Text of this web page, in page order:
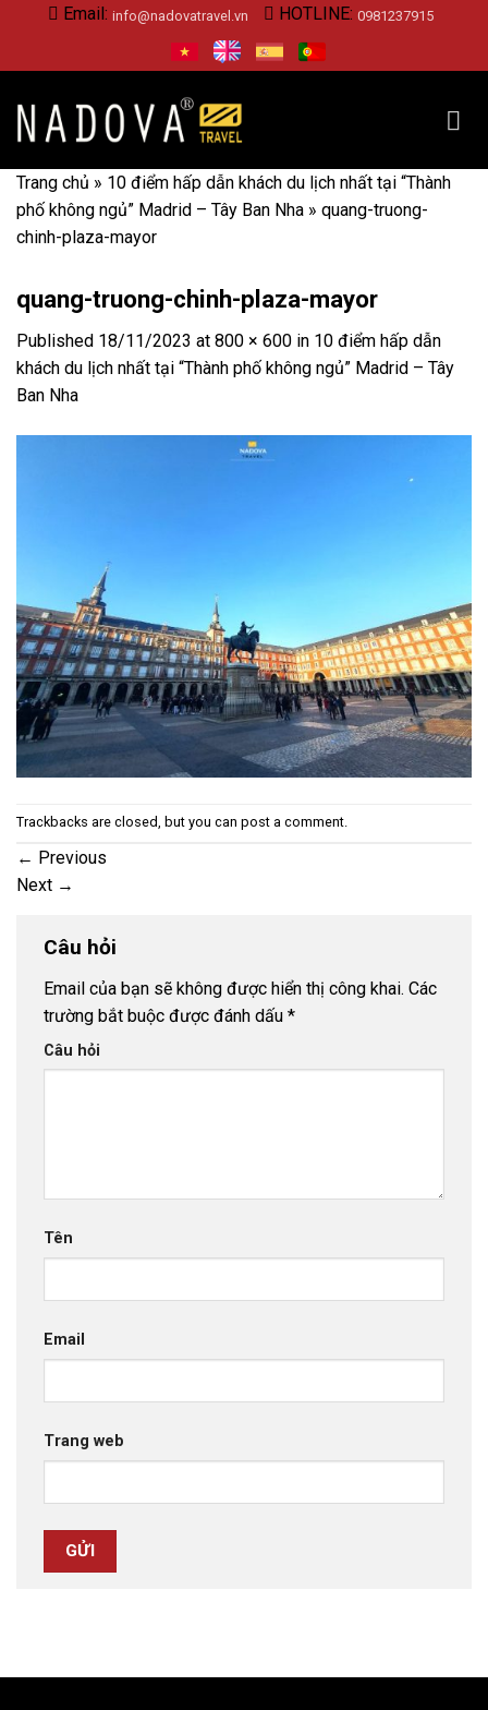
content
Email: info@nadovatravel.vn HOTLINE: 0981237915
Trang chủ » 10 điểm hấp dẫn khách du lịch nhất tại “Thành
phố không ngủ” Madrid – Tây Ban Nha » quang-truong-
chinh-plaza-mayor
quang-truong-chinh-plaza-mayor
Published 18/11/2023 at 800 × 600 in 10 điểm hấp dẫn
khách du lịch nhất tại “Thành phố không ngủ” Madrid – Tây
Ban Nha
Trackbacks are closed, but you can post a comment.
← Previous
Next →
Câu hỏi
Email của bạn sẽ không được hiển thị công khai. Các
trường bắt buộc được đánh dấu *
Câu hỏi
Tên
Email
Trang web